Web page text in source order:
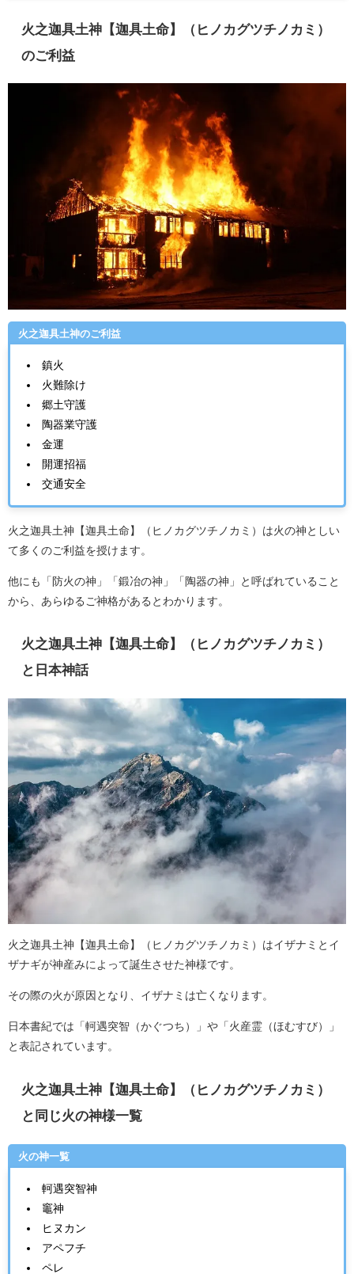
火之迦具土神【迦具土命】（ヒノカグツチノカミ）
のご利益
火之迦具土神のご利益
鎮火
火難除け
郷土守護
陶器業守護
金運
開運招福
交通安全
火之迦具土神【迦具土命】（ヒノカグツチノカミ）は火の神としい
て多くのご利益を授けます。
他にも「防火の神」「鍛冶の神」「陶器の神」と呼ばれていること
から、あらゆるご神格があるとわかります。
火之迦具土神【迦具土命】（ヒノカグツチノカミ）
と日本神話
火之迦具土神【迦具土命】（ヒノカグツチノカミ）はイザナミとイ
ザナギが神産みによって誕生させた神様です。
その際の火が原因となり、イザナミは亡くなります。
日本書紀では「軻遇突智（かぐつち）」や「火産霊（ほむすび）」
と表記されています。
火之迦具土神【迦具土命】（ヒノカグツチノカミ）
と同じ火の神様一覧
火の神一覧
軻遇突智神
竈神
ヒヌカン
アペフチ
ペレ